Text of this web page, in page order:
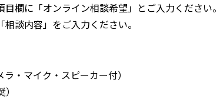
欄に「オンライン相談希望」とご入力ください。
談内容」をご入力ください。
・マイク・スピーカー付）